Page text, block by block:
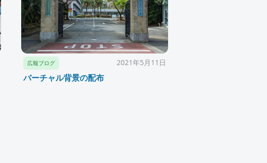
広報ブログ 2021年5月11日
バーチャル背景の配布